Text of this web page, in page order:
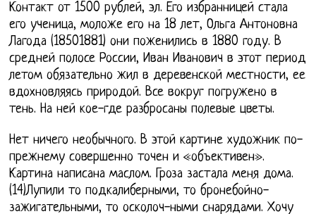
Контакт от 1500 рублей, эл. Его избранницей стала
его ученица, моложе его на 18 лет, Ольга Антоновна
Лагода (18501881) они поженились в 1880 году. В
средней полосе России, Иван Иванович в этот период
летом обязательно жил в деревенской местности, ее
вдохновляясь природой. Все вокруг погружено в
тень. На ней кое-где разбросаны полевые цветы.
Нет ничего необычного. В этой картине художник по-
прежнему совершенно точен и «объективен».
Картина написана маслом. Гроза застала меня дома.
(14)Лупили то подкалиберными, то бронебойно-
зажигательными, то осколоч-ными снарядами. Хочу